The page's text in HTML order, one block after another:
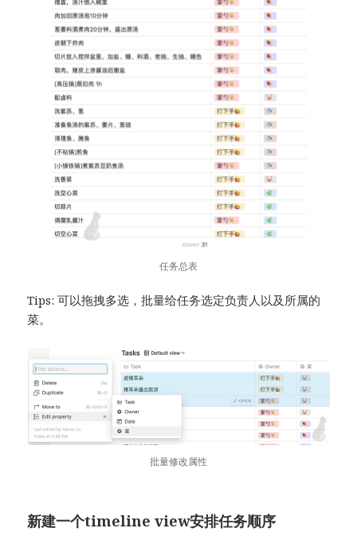
任务总表
Tips: 可以拖拽多选，批量给任务选定负责人以及所属的
菜。
批量修改属性
新建一个timeline view安排任务顺序